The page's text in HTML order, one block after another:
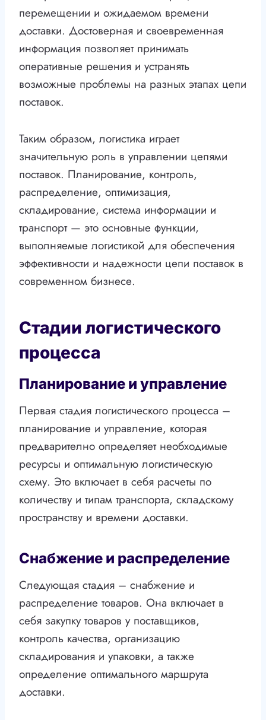
перемещении и ожидаемом времени
доставки. Достоверная и своевременная
информация позволяет принимать
оперативные решения и устранять
возможные проблемы на разных этапах цепи
поставок.
Таким образом, логистика играет
значительную роль в управлении цепями
поставок. Планирование, контроль,
распределение, оптимизация,
складирование, система информации и
транспорт — это основные функции,
выполняемые логистикой для обеспечения
эффективности и надежности цепи поставок в
современном бизнесе.
Стадии логистического
процесса
Планирование и управление
Первая стадия логистического процесса –
планирование и управление, которая
предварително определяет необходимые
ресурсы и оптимальную логистическую
схему. Это включает в себя расчеты по
количеству и типам транспорта, складскому
пространству и времени доставки.
Снабжение и распределение
Следующая стадия – снабжение и
распределение товаров. Она включает в
себя закупку товаров у поставщиков,
контроль качества, организацию
складирования и упаковки, а также
определение оптимального маршрута
доставки.